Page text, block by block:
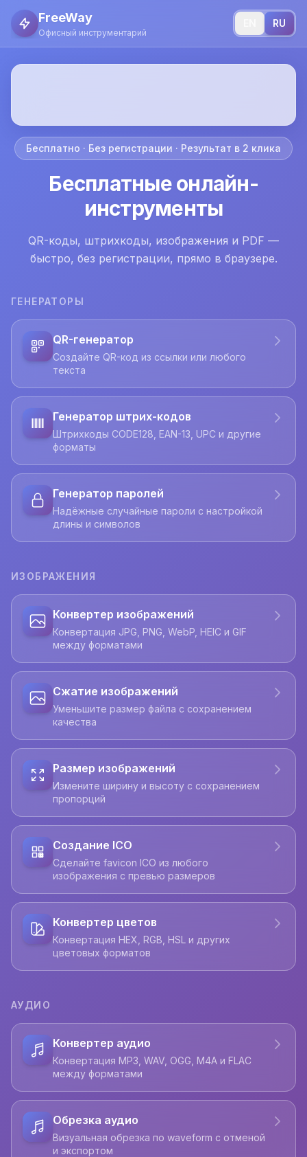
FreeWay
Офисный инструментарий
RU
Бесплатно · Без регистрации · Результат в 2 клика
Бесплатные онлайн-
инструменты
QR-коды, штрихкоды, изображения и PDF —
быстро, без регистрации, прямо в браузере.
ГЕНЕРАТОРЫ
QR-генератор
Создайте QR-код из ссылки или любого
текста
Генератор штрих-кодов
Штрихкоды CODE128, EAN-13, UPC и другие
форматы
Генератор паролей
Надёжные случайные пароли с настройкой
длины и символов
ИЗОБРАЖЕНИЯ
Конвертер изображений
Конвертация JPG, PNG, WebP, HEIC и GIF
между форматами
Сжатие изображений
Уменьшите размер файла с сохранением
качества
Размер изображений
Измените ширину и высоту с сохранением
пропорций
Создание ICO
Сделайте favicon ICO из любого
изображения с превью размеров
Конвертер цветов
Конвертация HEX, RGB, HSL и других
цветовых форматов
АУДИО
Конвертер аудио
Конвертация MP3, WAV, OGG, M4A и FLAC
между форматами
Обрезка аудио
Визуальная обрезка по waveform с отменой
и экспортом